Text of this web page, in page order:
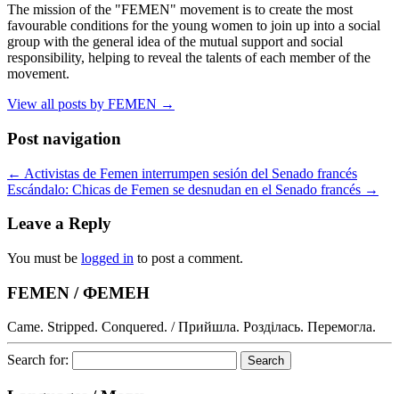
The mission of the "FEMEN" movement is to create the most
favourable conditions for the young women to join up into a social
group with the general idea of the mutual support and social
responsibility, helping to reveal the talents of each member of the
movement.
View all posts by FEMEN →
Post navigation
← Activistas de Femen interrumpen sesión del Senado francés
Escándalo: Chicas de Femen se desnudan en el Senado francés →
Leave a Reply
You must be logged in to post a comment.
FEMEN / ФЕМЕН
Came. Stripped. Conquered. / Прийшла. Розділась. Перемогла.
Search for: